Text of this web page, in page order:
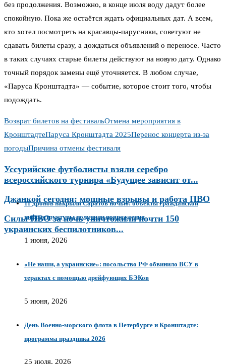
без продолжения. Возможно, в конце июля воду дадут более
спокойную. Пока же остаётся ждать официальных дат. А всем,
кто хотел посмотреть на красавцы-парусники, советуют не
сдавать билеты сразу, а дождаться объявлений о переносе. Часто
в таких случаях старые билеты действуют на новую дату. Однако
точный порядок замены ещё уточняется. В любом случае,
«Паруса Кронштадта» — событие, которое стоит того, чтобы
подождать.
Возврат билетов на фестивальОтмена мероприятия в
КронштадтеПаруса Кронштадта 2025Перенос концерта из-за
погодыПричина отмены фестиваля
Уссурийские футболисты взяли серебро
всероссийского турнира «Будущее зависит от...
Джанкой сегодня: мощные взрывы и работа ПВО
Силы ПВО за ночь уничтожили почти 150
украинских беспилотников...
11 дронов накрыли Саратов ночью: объекты гражданской
инфраструктуры получили повреждения
1 июня, 2026
«Не наши, а украинские»: посольство РФ обвинило ВСУ в
терактах с помощью дрейфующих БЭКов
5 июня, 2026
День Военно-морского флота в Петербурге и Кронштадте:
программа праздника 2026
25 июля, 2026